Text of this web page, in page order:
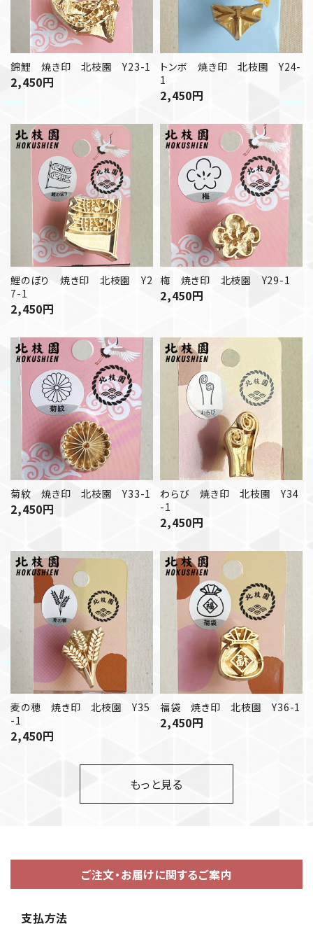
錦鯉 焼き印 北枝園 Y23-1
2,450円
トンボ 焼き印 北枝園 Y24-
1
2,450円
鯉のぼり 焼き印 北枝園 Y2
7-1
2,450円
梅 焼き印 北枝園 Y29-1
2,450円
菊紋 焼き印 北枝園 Y33-1
2,450円
わらび 焼き印 北枝園 Y34
-1
2,450円
麦の穂 焼き印 北枝園 Y35
-1
2,450円
福袋 焼き印 北枝園 Y36-1
2,450円
もっと見る
ご注文・お届けに関するご案内
支払方法